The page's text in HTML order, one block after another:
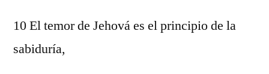
10 El temor de Jehová es el principio de la
sabiduría,